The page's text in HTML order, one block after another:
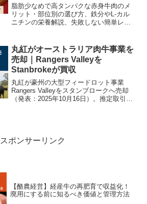
脂肪少なめで高タンパクな赤身牛肉のメ
リット・部位別の選び方、鉄分やL-カル
ニチンの栄養解説、失敗しない簡単レシ
丸紅がオーストラリア肉牛事業を
売却｜Rangers Valleyを
Stanbrokeが買収
丸紅が豪州の大型フィードロット事業
Rangers Valleyをスタンブロークへ売却
（発表：2025年10月16日）。推定取引額
スポンサーリンク
【酪農経営】経産牛の再肥育で収益化！
廃用にする前に知るべき価値と管理方法